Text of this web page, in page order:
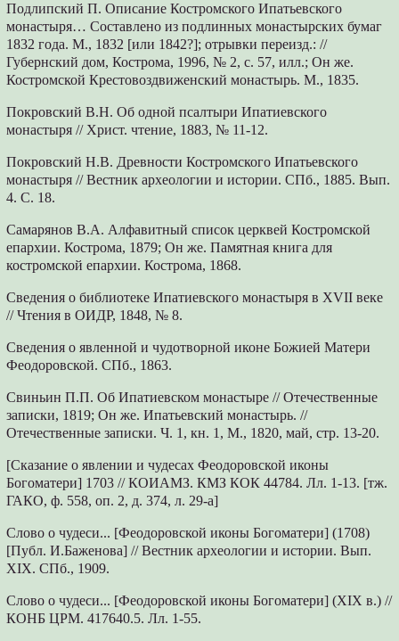
Подлипский П. Описание Костромского Ипатьевского
монастыря… Составлено из подлинных монастырских бумаг
1832 года. М., 1832 [или 1842?]; отрывки переизд.: //
Губернский дом, Кострома, 1996, № 2, с. 57, илл.; Он же.
Костромской Крестовоздвиженский монастырь. М., 1835.
Покровский В.Н. Об одной псалтыри Ипатиевского
монастыря // Христ. чтение, 1883, № 11-12.
Покровский Н.В. Древности Костромского Ипатьевского
монастыря // Вестник археологии и истории. СПб., 1885. Вып.
4. С. 18.
Самарянов В.А. Алфавитный список церквей Костромской
епархии. Кострома, 1879; Он же. Памятная книга для
костромской епархии. Кострома, 1868.
Сведения о библиотеке Ипатиевского монастыря в XVII веке
// Чтения в ОИДР, 1848, № 8.
Сведения о явленной и чудотворной иконе Божией Матери
Феодоровской. СПб., 1863.
Свиньин П.П. Об Ипатиевском монастыре // Отечественные
записки, 1819; Он же. Ипатьевский монастырь. //
Отечественные записки. Ч. 1, кн. 1, М., 1820, май, стр. 13-20.
[Сказание о явлении и чудесах Феодоровской иконы
Богоматери] 1703 // КОИАМЗ. КМЗ КОК 44784. Лл. 1-13. [тж.
ГАКО, ф. 558, оп. 2, д. 374, л. 29-а]
Слово о чудеси... [Феодоровской иконы Богоматери] (1708)
[Публ. И.Баженова] // Вестник археологии и истории. Вып.
XIX. СПб., 1909.
Слово о чудеси... [Феодоровской иконы Богоматери] (XIX в.) //
КОНБ ЦРМ. 417640.5. Лл. 1-55.